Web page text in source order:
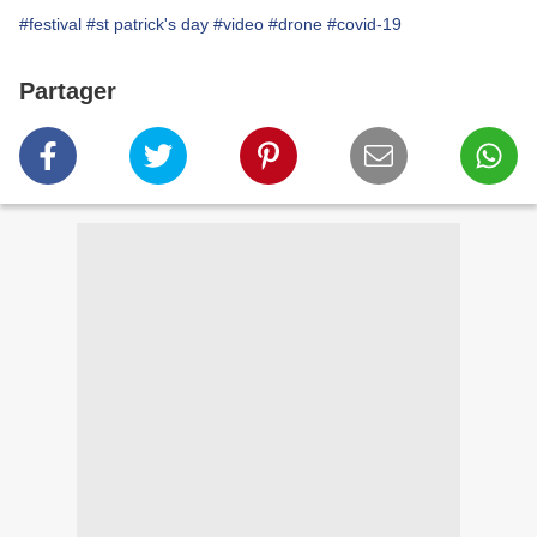
#festival #st patrick's day #video #drone #covid-19
Partager